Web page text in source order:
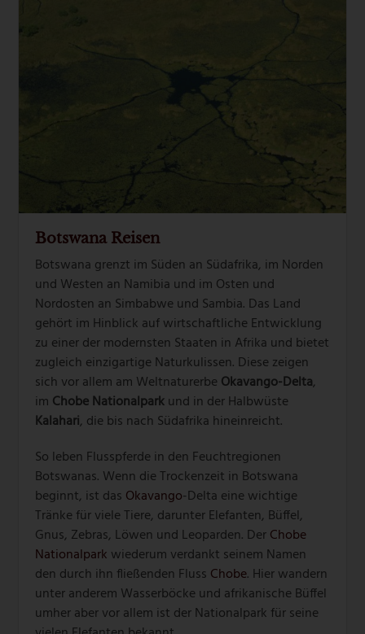
Botswana Reisen
Botswana grenzt im Süden an Südafrika, im Norden
und Westen an Namibia und im Osten und
Nordosten an Simbabwe und Sambia. Das Land
gehört im Hinblick auf wirtschaftliche Entwicklung
zu einer der modernsten Staaten in Afrika und bietet
zugleich einzigartige Naturkulissen. Diese zeigen
sich vor allem am Weltnaturerbe Okavango-Delta,
im Chobe Nationalparkund in der Halbwüste
Kalahari, die bis nach Südafrika hineinreicht.
So leben Flusspferde in den Feuchtregionen
Botswanas. Wenn die Trockenzeit in Botswana
beginnt, ist das Okavango-Delta eine wichtige
Tränke für viele Tiere, darunter Elefanten, Büffel,
Gnus, Zebras, Löwen und Leoparden. DerChobe
Nationalpark wiederum verdankt seinem Namen
den durch ihn fließenden Fluss Chobe. Hier wandern
unter anderem Wasserböcke und afrikanische Büffel
umher aber vor allem ist der Nationalpark für seine